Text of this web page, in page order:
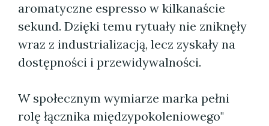
aromatyczne espresso w kilkanaście
sekund. Dzięki temu rytuały nie zniknęły
wraz z industrializacją, lecz zyskały na
dostępności i przewidywalności.
W społecznym wymiarze marka pełni
rolę łącznika międzypokoleniowego"